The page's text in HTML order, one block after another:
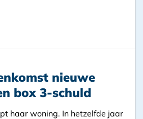
nieuwe
box 3-schuld
haar woning. In hetzelfde jaar